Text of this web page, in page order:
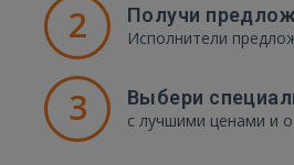
2 Получи
Исполнители
3 Выбери
с лучшими ценами и